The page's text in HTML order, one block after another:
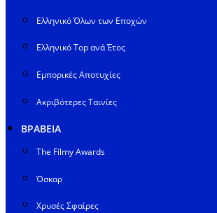
Ελληνικό Όλων των Εποχών
Ελληνικό Top ανά Έτος
Εμπορικές Αποτυχίες
Ακριβότερες Ταινίες
ΒΡΑΒΕΙΑ
The Filmy Awards
Όσκαρ
Χρυσές Σφαίρες